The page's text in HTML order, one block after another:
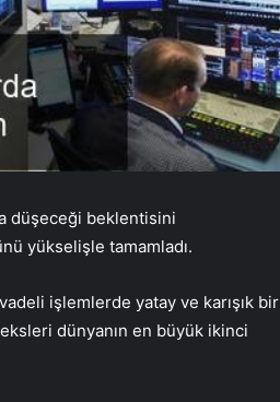
düşeceği beklentisini
yükselişle tamamladı.
işlemlerde yatay ve karışık bir
dünyanın en büyük ikinci